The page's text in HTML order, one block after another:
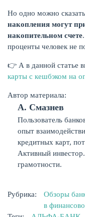
Но одно можно
накопления могут
накопительном счете
проценты человек не
👉 А в данной статье
карты с кешбэком на
Автор материала:
А. Смазнев
Пользователь
опыт
кредитных карт,
Активный
грамотности.
Рубрика:
Обзоры
в